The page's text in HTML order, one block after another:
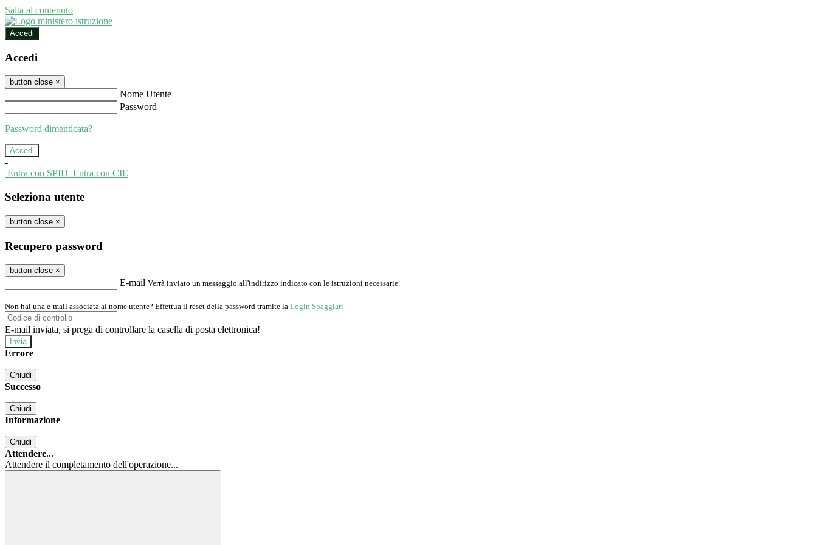
Salta al contenuto
Accedi
Accedi
button close ×
Nome Utente
Password
Password dimenticata?
-
Entra con SPID Entra con CIE
Seleziona utente
button close ×
Recupero password
button close ×
E-mail Verrà inviato un messaggio all'indirizzo indicato con le istruzioni necessarie.
Non hai una e-mail associata al nome utente? Effettua il reset della password tramite la Login Spaggiari
E-mail inviata, si prega di controllare la casella di posta elettronica!
Errore
Chiudi
Successo
Chiudi
Informazione
Chiudi
Attendere...
Attendere il completamento dell'operazione...